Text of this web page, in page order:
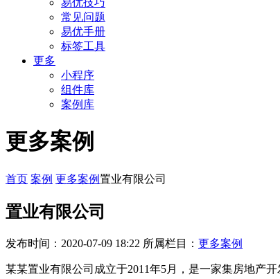
易优技巧
常见问题
易优手册
标签工具
更多
小程序
组件库
案例库
更多案例
首页 案例 更多案例置业有限公司
置业有限公司
发布时间：2020-07-09 18:22 所属栏目： 更多案例
某某置业有限公司成立于2011年5月，是一家集房地产